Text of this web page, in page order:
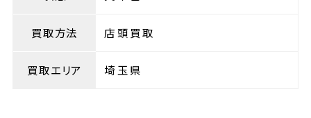
買取方法 店頭買取
買取エリア 埼玉県